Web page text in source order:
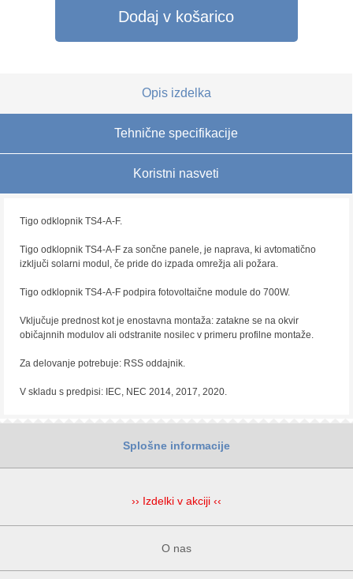
Dodaj v košarico
Opis izdelka
Tehnične specifikacije
Koristni nasveti
Tigo odklopnik TS4-A-F.
Tigo odklopnik TS4-A-F za sončne panele, je naprava, ki avtomatično
izključi solarni modul, če pride do izpada omrežja ali požara.
Tigo odklopnik TS4-A-F podpira fotovoltaične module do 700W.
Vključuje prednost kot je enostavna montaža: zatakne se na okvir
običajnnih modulov ali odstranite nosilec v primeru profilne montaže.
Za delovanje potrebuje: RSS oddajnik.
V skladu s predpisi: IEC, NEC 2014, 2017, 2020.
Splošne informacije
›› Izdelki v akciji ‹‹
O nas